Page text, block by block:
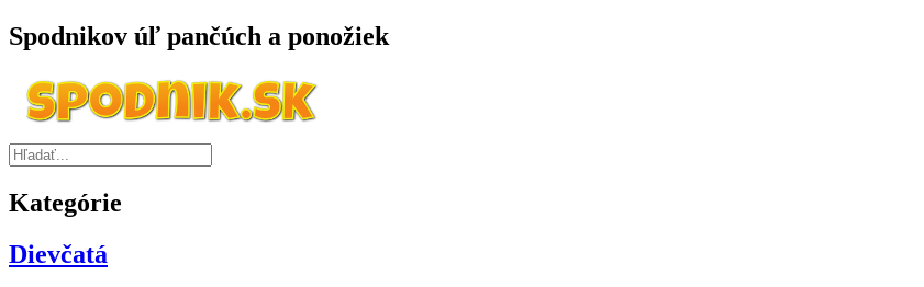
Spodnikov úľ pančúch a ponožiek
Kategórie
Dievčatá